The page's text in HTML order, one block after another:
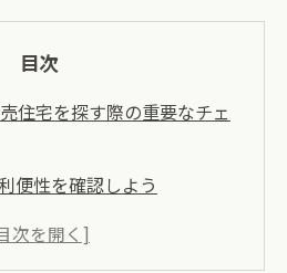
目次
住宅を探す際の重要なチェ
便性を確認しよう
の周辺環境も大事